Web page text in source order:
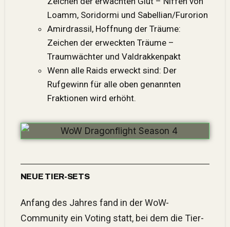
Loamm, Soridormi und Sabellian/Furorion
Amirdrassil, Hoffnung der Träume:
Zeichen der erweckten Träume –
Traumwächter und Valdrakkenpakt
Wenn alle Raids erweckt sind: Der
Rufgewinn für alle oben genannten
Fraktionen wird erhöht.
NEUE TIER-SETS
Anfang des Jahres fand in der WoW-
Community ein Voting statt, bei dem die Tier-